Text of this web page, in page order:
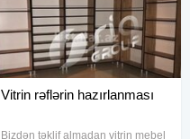
Vitrin rəflərin hazırlanması
Bizdən təklif almadan vitrin mebel